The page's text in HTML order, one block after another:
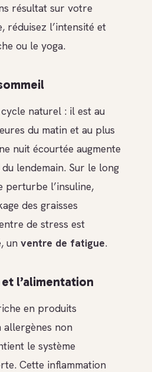
résultat sur votre
réduisez l’intensité et
ou le yoga.
naturel : il est au
du matin et au plus
nuit écourtée augmente
lendemain. Sur le long
perturbe l’insuline,
des graisses
de stress est
un ventre de fatigue.
l’alimentation
en produits
non
le système
Cette inflammation